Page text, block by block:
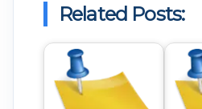
Related Posts: